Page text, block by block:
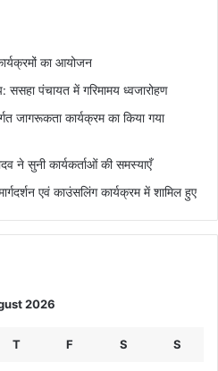
का आयोजन
ससहा पंचायत में गरिमामय ध्वजारोहण
जागरूकता कार्यक्रम का किया गया
ने सुनी कार्यकर्ताओं की समस्याएँ
एवं काउंसलिंग कार्यक्रम में शामिल हुए
2026
T F S S